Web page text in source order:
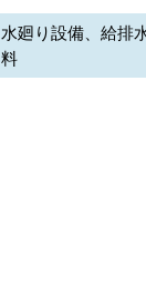
水廻り設備、給排
料